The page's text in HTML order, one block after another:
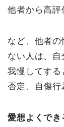
他者から高評
など、他者
ない人は、
我慢してす
否定、自傷行
愛想よくでき